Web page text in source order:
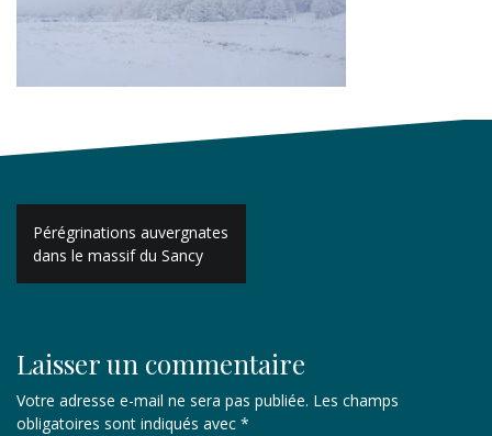
Navigation
de
l’article
Pérégrinations auvergnates
dans le massif du Sancy
Laisser un commentaire
Votre adresse e-mail ne sera pas publiée. Les champs
obligatoires sont indiqués avec *